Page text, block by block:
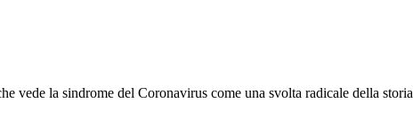
vede la sindrome del Coronavirus come una svolta radicale della storia